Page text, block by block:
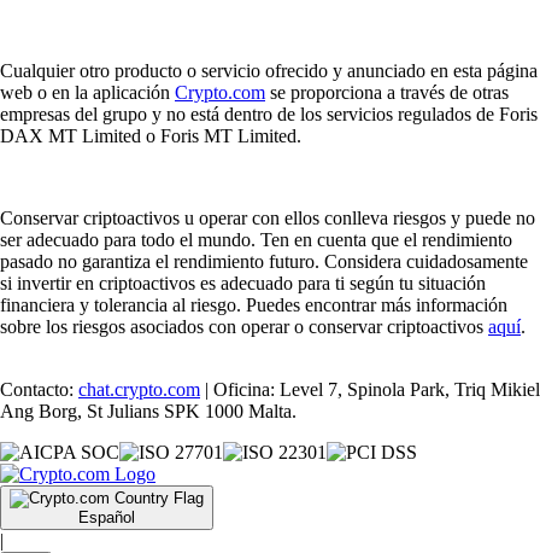
Cualquier otro producto o servicio ofrecido y anunciado en esta página
web o en la aplicación Crypto.com se proporciona a través de otras
empresas del grupo y no está dentro de los servicios regulados de Foris
DAX MT Limited o Foris MT Limited.
Conservar criptoactivos u operar con ellos conlleva riesgos y puede no
ser adecuado para todo el mundo. Ten en cuenta que el rendimiento
pasado no garantiza el rendimiento futuro. Considera cuidadosamente
si invertir en criptoactivos es adecuado para ti según tu situación
financiera y tolerancia al riesgo. Puedes encontrar más información
sobre los riesgos asociados con operar o conservar criptoactivos aquí.
Contacto: chat.crypto.com | Oficina: Level 7, Spinola Park, Triq Mikiel
Ang Borg, St Julians SPK 1000 Malta.
Español
|